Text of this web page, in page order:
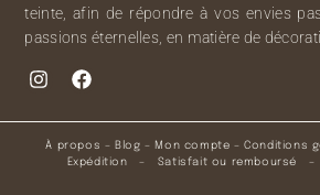
teinte, afin de répondre à vos envies
passions éternelles, en matière de
À propos – Blog – Mon compte –Conditions
Expédition – Satisfait ou remboursé